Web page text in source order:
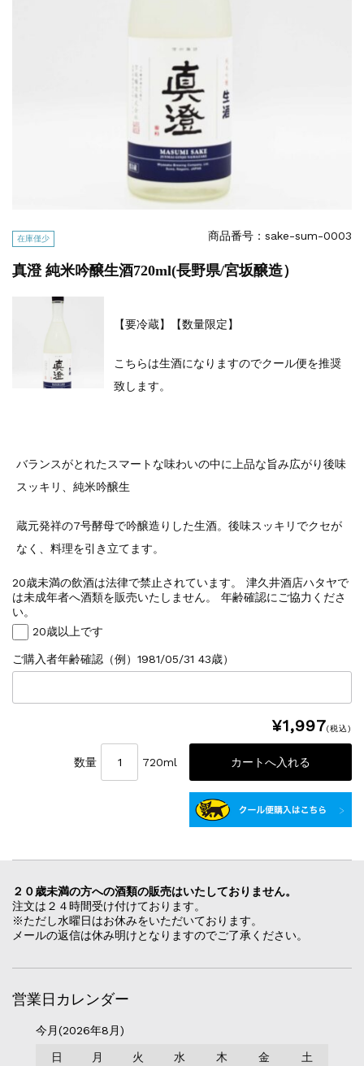
在庫僅少 商品番号：sake-sum-0003
真澄 純米吟醸生酒720ml(長野県/宮坂醸造）
【要冷蔵】【数量限定】
こちらは生酒になりますのでクール便を推奨
致します。
バランスがとれたスマートな味わいの中に上品な旨み広がり後味
スッキリ、純米吟醸生
蔵元発祥の7号酵母で吟醸造りした生酒。後味スッキリでクセが
なく、料理を引き立てます。
20歳未満の飲酒は法律で禁止されています。 津久井酒店ハタヤで
は未成年者へ酒類を販売いたしません。 年齢確認にご協力くださ
い。
20歳以上です
ご購入者年齢確認（例）1981/05/31 43歳）
¥1,997(税込)
数量 720ml
２０歳未満の方への酒類の販売はいたしておりません。
注文は２４時間受け付けております。
※ただし水曜日はお休みをいただいております。
メールの返信は休み明けとなりますのでご了承ください。
営業日カレンダー
今月(2026年8月)
日 月 火 水 木 金 土